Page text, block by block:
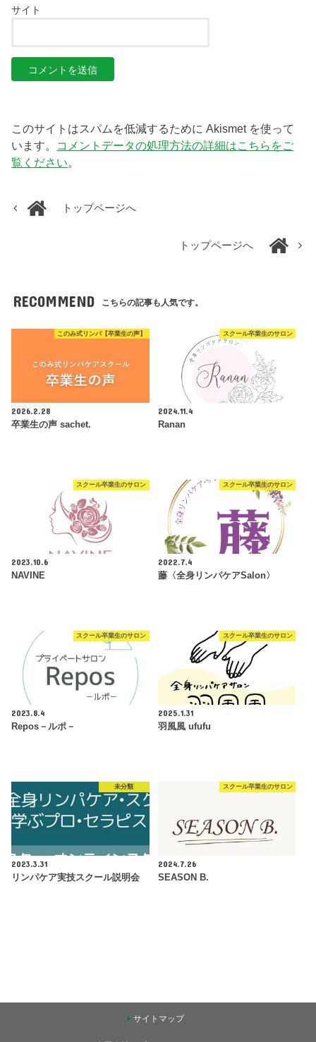
サイト
このサイトはスパムを低減するために Akismet を使って
います。 コメントデータの処理方法の詳細はこちらをご
覧ください。
トップページへ
トップページへ
RECOMMEND こちらの記事も人気です。
このみ式リンパ【卒業生の声】
2026.2.28
卒業生の声 sachet.
スクール卒業生のサロン
2024.11.4
Ranan
スクール卒業生のサロン
2023.10.6
NAVINE
スクール卒業生のサロン
2022.7.4
藤〈全身リンパケアSalon〉
スクール卒業生のサロン
2023.8.4
Repos－ルポ－
スクール卒業生のサロン
2025.1.31
羽風風 ufufu
未分類
2023.3.31
リンパケア実技スクール説明会
スクール卒業生のサロン
2024.7.26
SEASON B.
サイトマップ